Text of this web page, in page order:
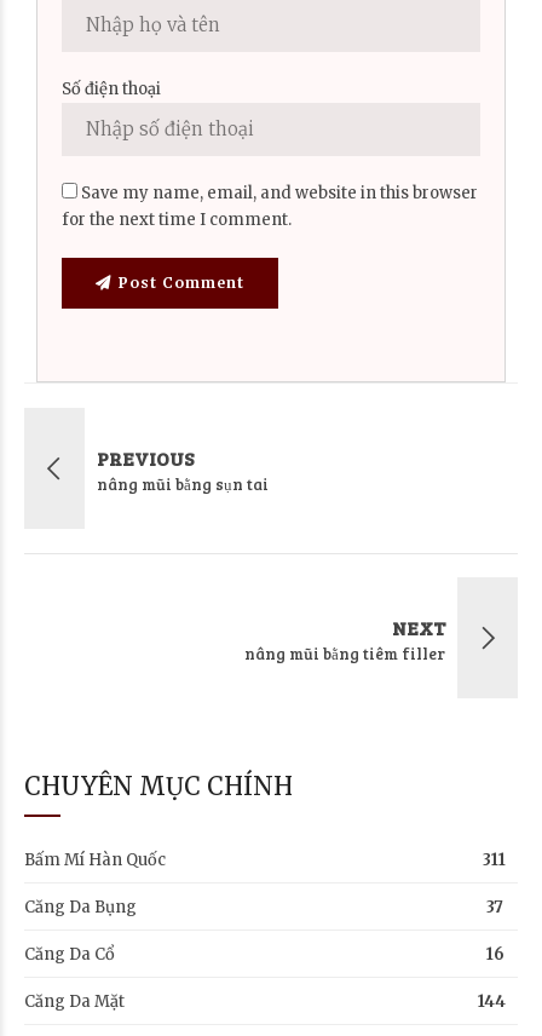
Số điện thoại
Save my name, email, and website in this browser
for the next time I comment.
Post Comment
PREVIOUS
nâng mũi bằng sụn tai
NEXT
nâng mũi bằng tiêm filler
CHUYÊN MỤC CHÍNH
Bấm Mí Hàn Quốc 311
Căng Da Bụng 37
Căng Da Cổ 16
Căng Da Mặt 144